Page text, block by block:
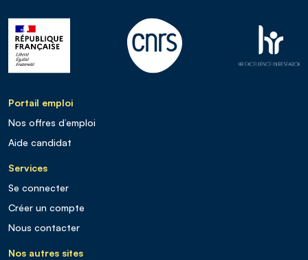
Portail emploi
Nos offres d’emploi
Aide candidat
Services
Se connecter
Créer un compte
Nous contacter
Nos autres sites